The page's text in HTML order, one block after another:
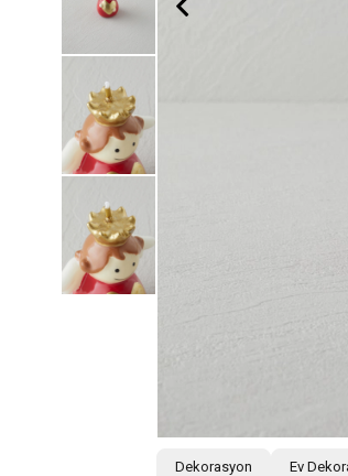
Dekorasyon Ev